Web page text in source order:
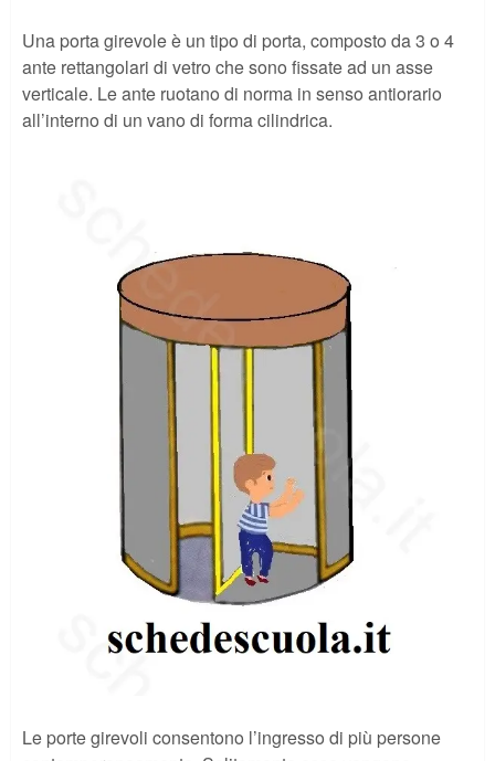
Una porta girevole è un tipo di porta, composto da 3 o 4
ante rettangolari di vetro che sono fissate ad un asse
verticale. Le ante ruotano di norma in senso antiorario
all’interno di un vano di forma cilindrica.
Le porte girevoli consentono l’ingresso di più persone